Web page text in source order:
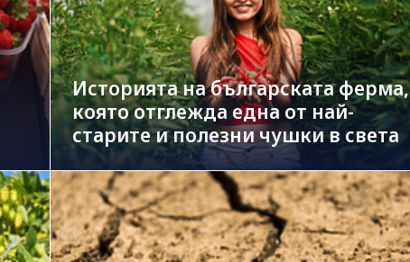
Историята на българската ферма,
която отглежда една от най-
старите и полезни чушки в света